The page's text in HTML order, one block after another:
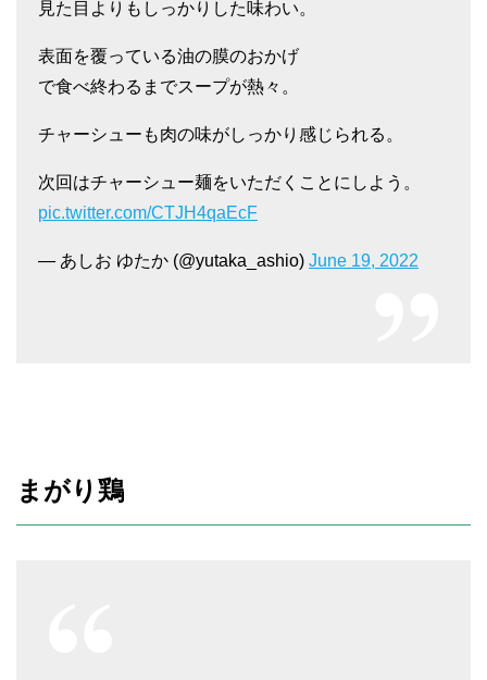
見た目よりもしっかりした味わい。
表面を覆っている油の膜のおかげ
で食べ終わるまでスープが熱々。
チャーシューも肉の味がしっかり感じられる。
次回はチャーシュー麺をいただくことにしよう。
pic.twitter.com/CTJH4qaEcF
— あしお ゆたか (@yutaka_ashio) June 19, 2022
まがり鶏